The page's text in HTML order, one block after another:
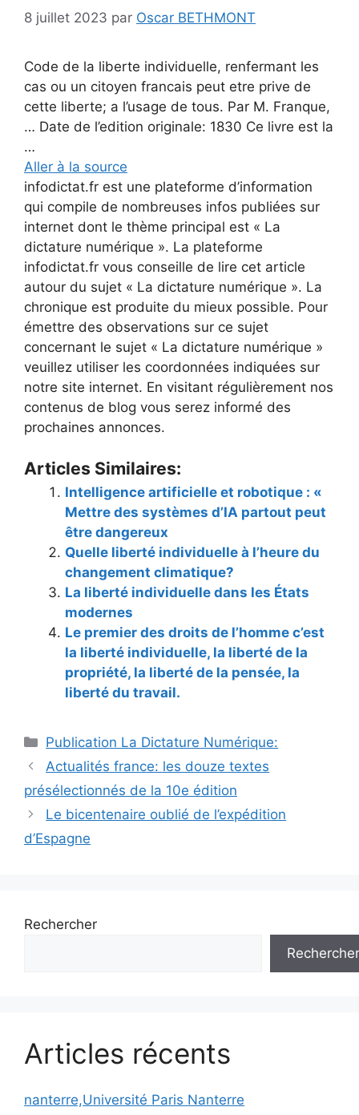
8 juillet 2023 par Oscar BETHMONT
Code de la liberte individuelle, renfermant les
cas ou un citoyen francais peut etre prive de
cette liberte; a l’usage de tous. Par M. Franque,
… Date de l’edition originale: 1830 Ce livre est la
…
Aller à la source
infodictat.fr est une plateforme d’information
qui compile de nombreuses infos publiées sur
internet dont le thème principal est « La
dictature numérique ». La plateforme
infodictat.fr vous conseille de lire cet article
autour du sujet « La dictature numérique ». La
chronique est produite du mieux possible. Pour
émettre des observations sur ce sujet
concernant le sujet « La dictature numérique »
veuillez utiliser les coordonnées indiquées sur
notre site internet. En visitant régulièrement nos
contenus de blog vous serez informé des
prochaines annonces.
Articles Similaires:
Intelligence artificielle et robotique : «
Mettre des systèmes d’IA partout peut
être dangereux
Quelle liberté individuelle à l’heure du
changement climatique?
La liberté individuelle dans les États
modernes
Le premier des droits de l’homme c’est
la liberté individuelle, la liberté de la
propriété, la liberté de la pensée, la
liberté du travail.
Catégories
Publication La Dictature Numérique:
Actualités france: les douze textes
présélectionnés de la 10e édition
Le bicentenaire oublié de l’expédition
d’Espagne
Rechercher
Rechercher
Articles récents
nanterre,Université Paris Nanterre